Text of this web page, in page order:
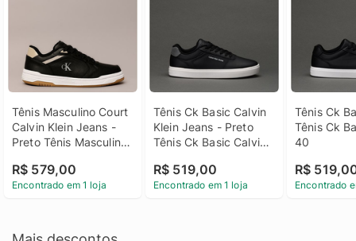
Tênis Masculino Court
Calvin Klein Jeans -
Preto Tênis Masculino
Jeans Preto 40
R$ 579,00
Encontrado em 1 loja
Tênis Ck Basic Calvin
Klein Jeans - Preto
Tênis Ck Basic Calvin
R$ 519,00
Encontrado em 1 loja
Tênis Ck
Tênis Ck
40
R$
Encontrado